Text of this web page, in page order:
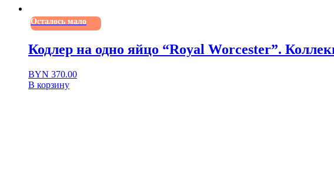
Осталось мало
Кодлер на одно яйцо “Royal Worcester”.
BYN 370.00
В корзину